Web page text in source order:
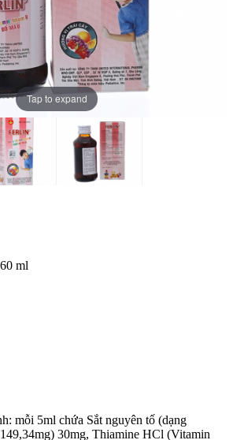
Tap to expand
ml
mỗi 5ml chứa Sắt nguyên tố (dạng
30mg, Thiamine HCl (Vitamin